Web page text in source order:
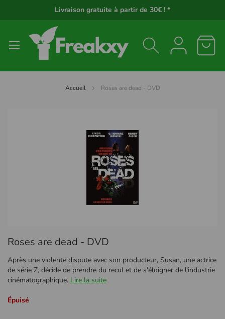
Livraison gratuite à partir de 30€ ! *
Accueil Roses are dead - DVD
au
de
la
Galerie
Roses are dead - DVD
Après une violente dispute avec son producteur, Susan, une actrice
de série Z, décide de prendre du recul et de s'éloigner de l'industrie
cinématographique. Lire la suite
Épuisé
Panneau de gestion des cookies